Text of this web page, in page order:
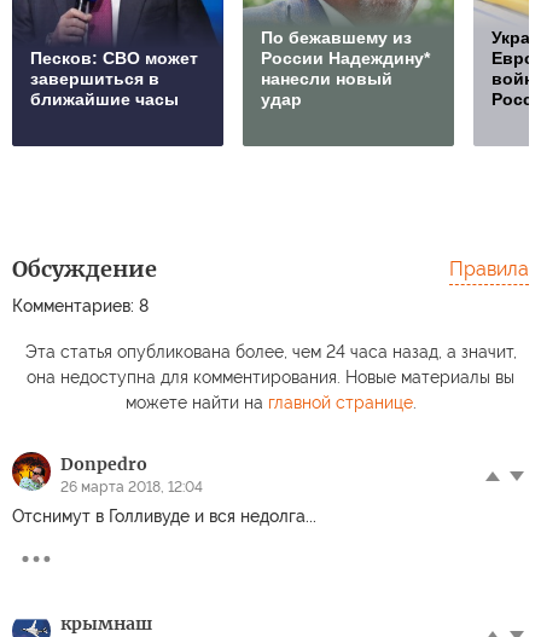
Песков: СВО может
завершиться в
ближайшие часы
По бежавшему из
России Надеждину*
нанесли новый
удар
Обсуждение
Комментариев: 8
Правила
Эта статья опубликована более, чем 24 часа назад, а значит,
она недоступна для комментирования. Новые материалы вы
можете найти на главной странице.
Donpedro
26 марта 2018, 12:04
Отснимут в Голливуде и вся недолга...
крымнаш